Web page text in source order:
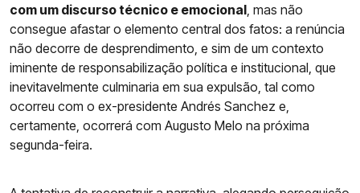
com um discurso técnico e emocional, mas não
consegue afastar o elemento central dos fatos: a renúncia
não decorre de desprendimento, e sim de um contexto
iminente de responsabilização política e institucional, que
inevitavelmente culminaria em sua expulsão, tal como
ocorreu com o ex-presidente Andrés Sanchez e,
certamente, ocorrerá com Augusto Melo na próxima
segunda-feira.